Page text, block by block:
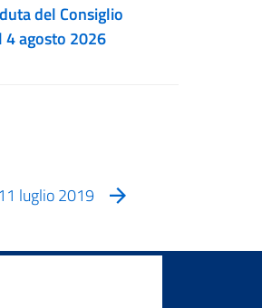
del Consiglio
agosto 2026
luglio 2019